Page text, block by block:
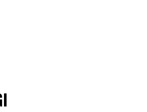
ン通信
分析するファッション情報サイトです